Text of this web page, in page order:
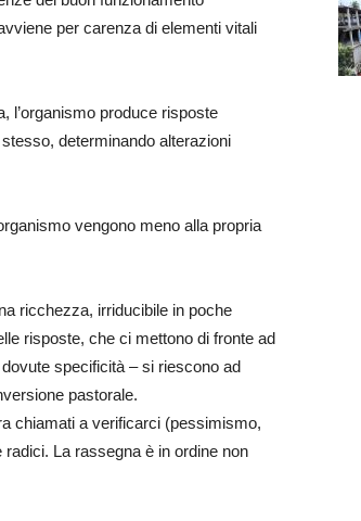
per carenza di elementi vitali
l’organismo produce risposte
determinando alterazioni
vengono meno alla propria
ricchezza, irriducibile in poche
risposte, che ci mettono di fronte ad
specificità – si riescono ad
pastorale.
chiamati a verificarci (pessimismo,
La rassegna è in ordine non